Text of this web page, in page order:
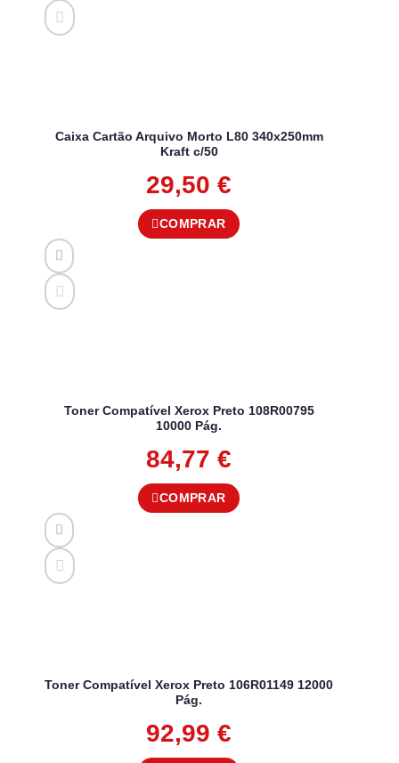
Caixa Cartão Arquivo Morto L80 340x250mm
Kraft c/50
29,50 €
COMPRAR
Toner Compatível Xerox Preto 108R00795
10000 Pág.
84,77 €
COMPRAR
Toner Compatível Xerox Preto 106R01149 12000
Pág.
92,99 €